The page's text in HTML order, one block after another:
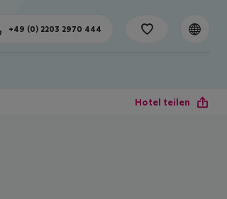
+49 (0) 2203 2970 444
Hotel teilen